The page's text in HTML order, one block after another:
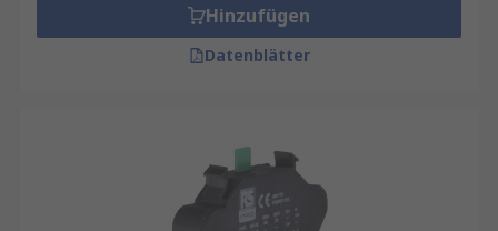
Hinzufügen
Datenblätter